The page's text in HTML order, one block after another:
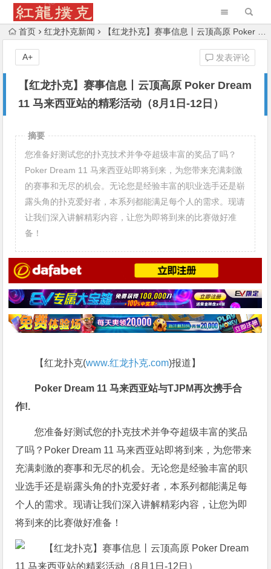
首页 红龙扑克新闻 【红龙扑克】赛事信息丨云顶高原 Poker Dream 11 马来西亚站的精彩活动（8月1日-12日）
【红龙扑克】赛事信息丨云顶高原 Poker Dream
11 马来西亚站的精彩活动（8月1日-12日）
发表评论
A+
摘要
您准备好测试您的扑克技术并争夺超级丰富的奖品了吗？
Poker Dream 11 马来西亚站即将到来，为您带来充满刺激
的赛事和无尽的机会。无论您是经验丰富的职业选手还是崭
露头角的扑克爱好者，本系列都能满足每个人的需求。现请
让我们深入讲解精彩内容，让您为即将到来的比赛做好准
备！
【红龙扑克(www.红龙扑克.com)报道】
Poker Dream 11 马来西亚站与TJPM再次携手合
作!.
您准备好测试您的扑克技术并争夺超级丰富的奖品
了吗？Poker Dream 11 马来西亚站即将到来，为您带来
充满刺激的赛事和无尽的机会。无论您是经验丰富的职
业选手还是崭露头角的扑克爱好者，本系列都能满足每
个人的需求。现请让我们深入讲解精彩内容，让您为即
将到来的比赛做好准备！